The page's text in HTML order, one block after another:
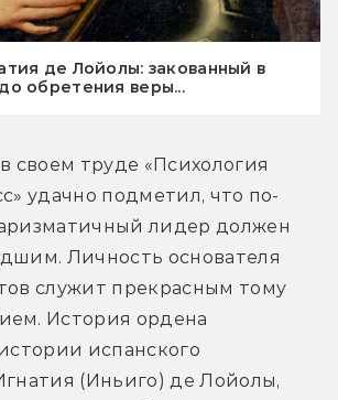
де Лойолы: закованный в
обретения веры...
своем труде «Психология
удачно подметил, что по-
лидер должен
Личность основателя
служит прекрасным тому
История ордена
испанского
(Иньиго) де Лойолы,